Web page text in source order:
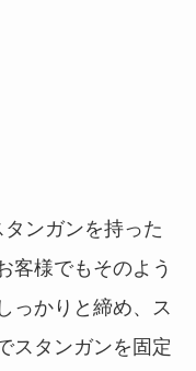
ンガンを持った
客様でもそのよう
っかりと締め、ス
スタンガンを固定